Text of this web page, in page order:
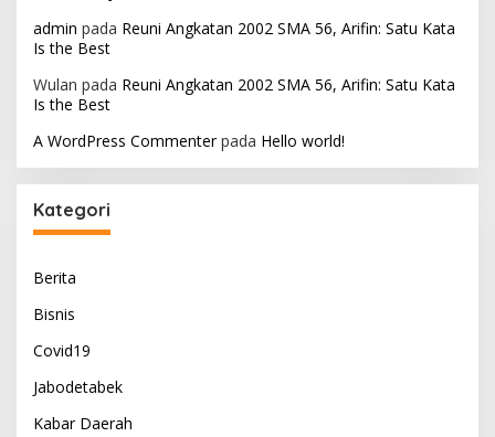
admin pada Reuni Angkatan 2002 SMA 56, Arifin: Satu Kata
Is the Best
Wulan pada Reuni Angkatan 2002 SMA 56, Arifin: Satu Kata
Is the Best
A WordPress Commenterpada Hello world!
Kategori
Berita
Bisnis
Covid19
Jabodetabek
Kabar Daerah